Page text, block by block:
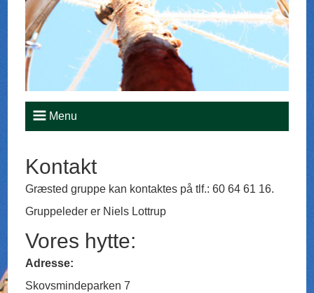
Menu
Kontakt
Græsted gruppe kan kontaktes på tlf.: 60 64 61 16.
Gruppeleder er Niels Lottrup
Vores hytte:
Adresse:
Skovsmindeparken 7